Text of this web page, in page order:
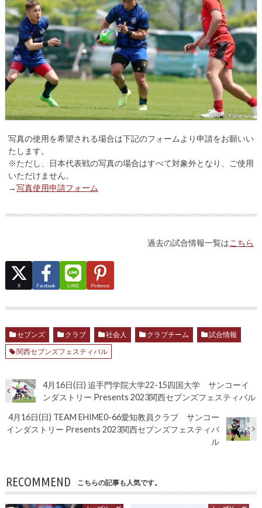
写真の使用を希望される場合は下記のフォームより申請をお願いい
たします。
※ただし、日本代表戦の写真の場合はすべて対象外となり、ご使用
いただけません。
→写真使用申請フォーム
過去の試合情報一覧はこちら
X Facebook LINE Pinterest
セブンズ クラブ 社会人 クラブチーム
試合情報
関西セブンズフェスティバル
4月16日(日) 追手門学院大学22-15四国大学 サンコーイ
ンダストリー Presents 2023関西セブンズフェスティバル
4月16日(日) TEAM EHIME0-66愛知教員クラブ サンコー
インダストリー Presents 2023関西セブンズフェスティバ
ル
RECOMMEND こちらの記事も人気です。